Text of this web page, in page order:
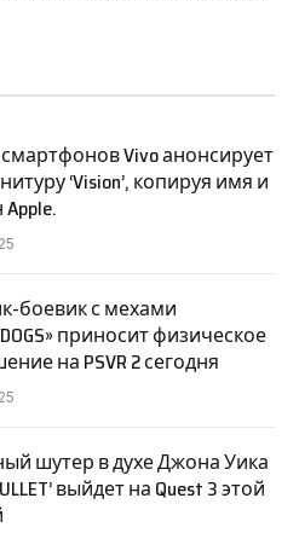
смартфонов Vivo анонсирует
‘Vision’, копируя имя и
боевик с мехами
приносит физическое
на PSVR 2 сегодня
шутер в духе Джона Уика
выйдет на Quest 3 этой